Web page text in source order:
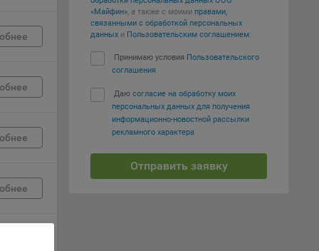
если
«Майфин», а также с моими правами,
связанными с обработкой персональных
данных и Пользовательским соглашением:
Принимаю условия Пользовательского
соглашения
Даю согласие на обработку моих
персональных данных для получения
информационно-новостной рассылки
рекламного характера
Отправить заявку